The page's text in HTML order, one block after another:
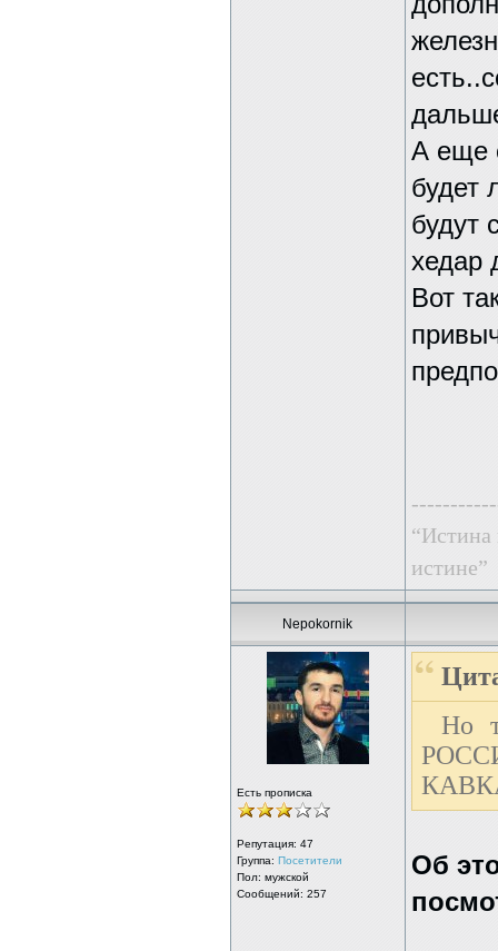
А еще
будет
будут
хедар
Вот
“Истина
истине”
Nepokornik
Есть прописка
Репутация: 47
Группа: Посетители
Пол: мужской
Сообщений: 257
Но
Об